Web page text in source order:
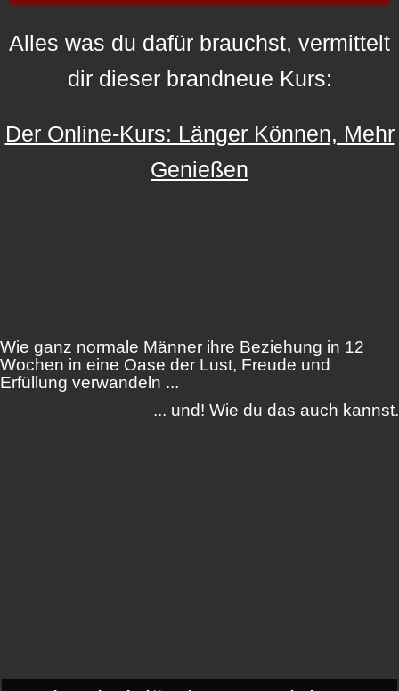
Alles was du dafür brauchst, vermittelt
dir dieser brandneue Kurs:
Der Online-Kurs: Länger Können, Mehr
Genießen
Wie ganz normale Männer ihre Beziehung in 12
Wochen in eine Oase der Lust, Freude und
Erfüllung verwandeln ...
... und! Wie du das auch kannst.